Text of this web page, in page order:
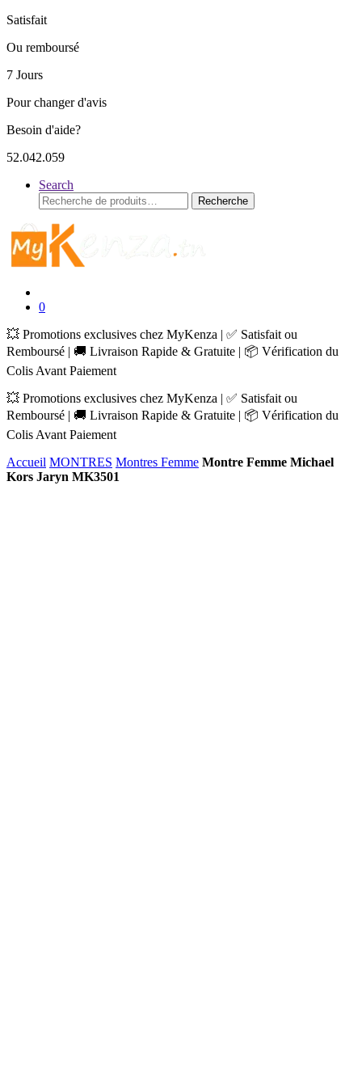
Satisfait
Ou remboursé
7 Jours
Pour changer d'avis
Besoin d'aide?
52.042.059
Search
Recherche
pour :
Recherche
0
💥 Promotions exclusives chez MyKenza | ✅ Satisfait ou
Remboursé | 🚚 Livraison Rapide & Gratuite | 📦 Vérification du
Colis Avant Paiement
💥 Promotions exclusives chez MyKenza | ✅ Satisfait ou
Remboursé | 🚚 Livraison Rapide & Gratuite | 📦 Vérification du
Colis Avant Paiement
Accueil MONTRES Montres Femme Montre Femme Michael
Kors Jaryn MK3501